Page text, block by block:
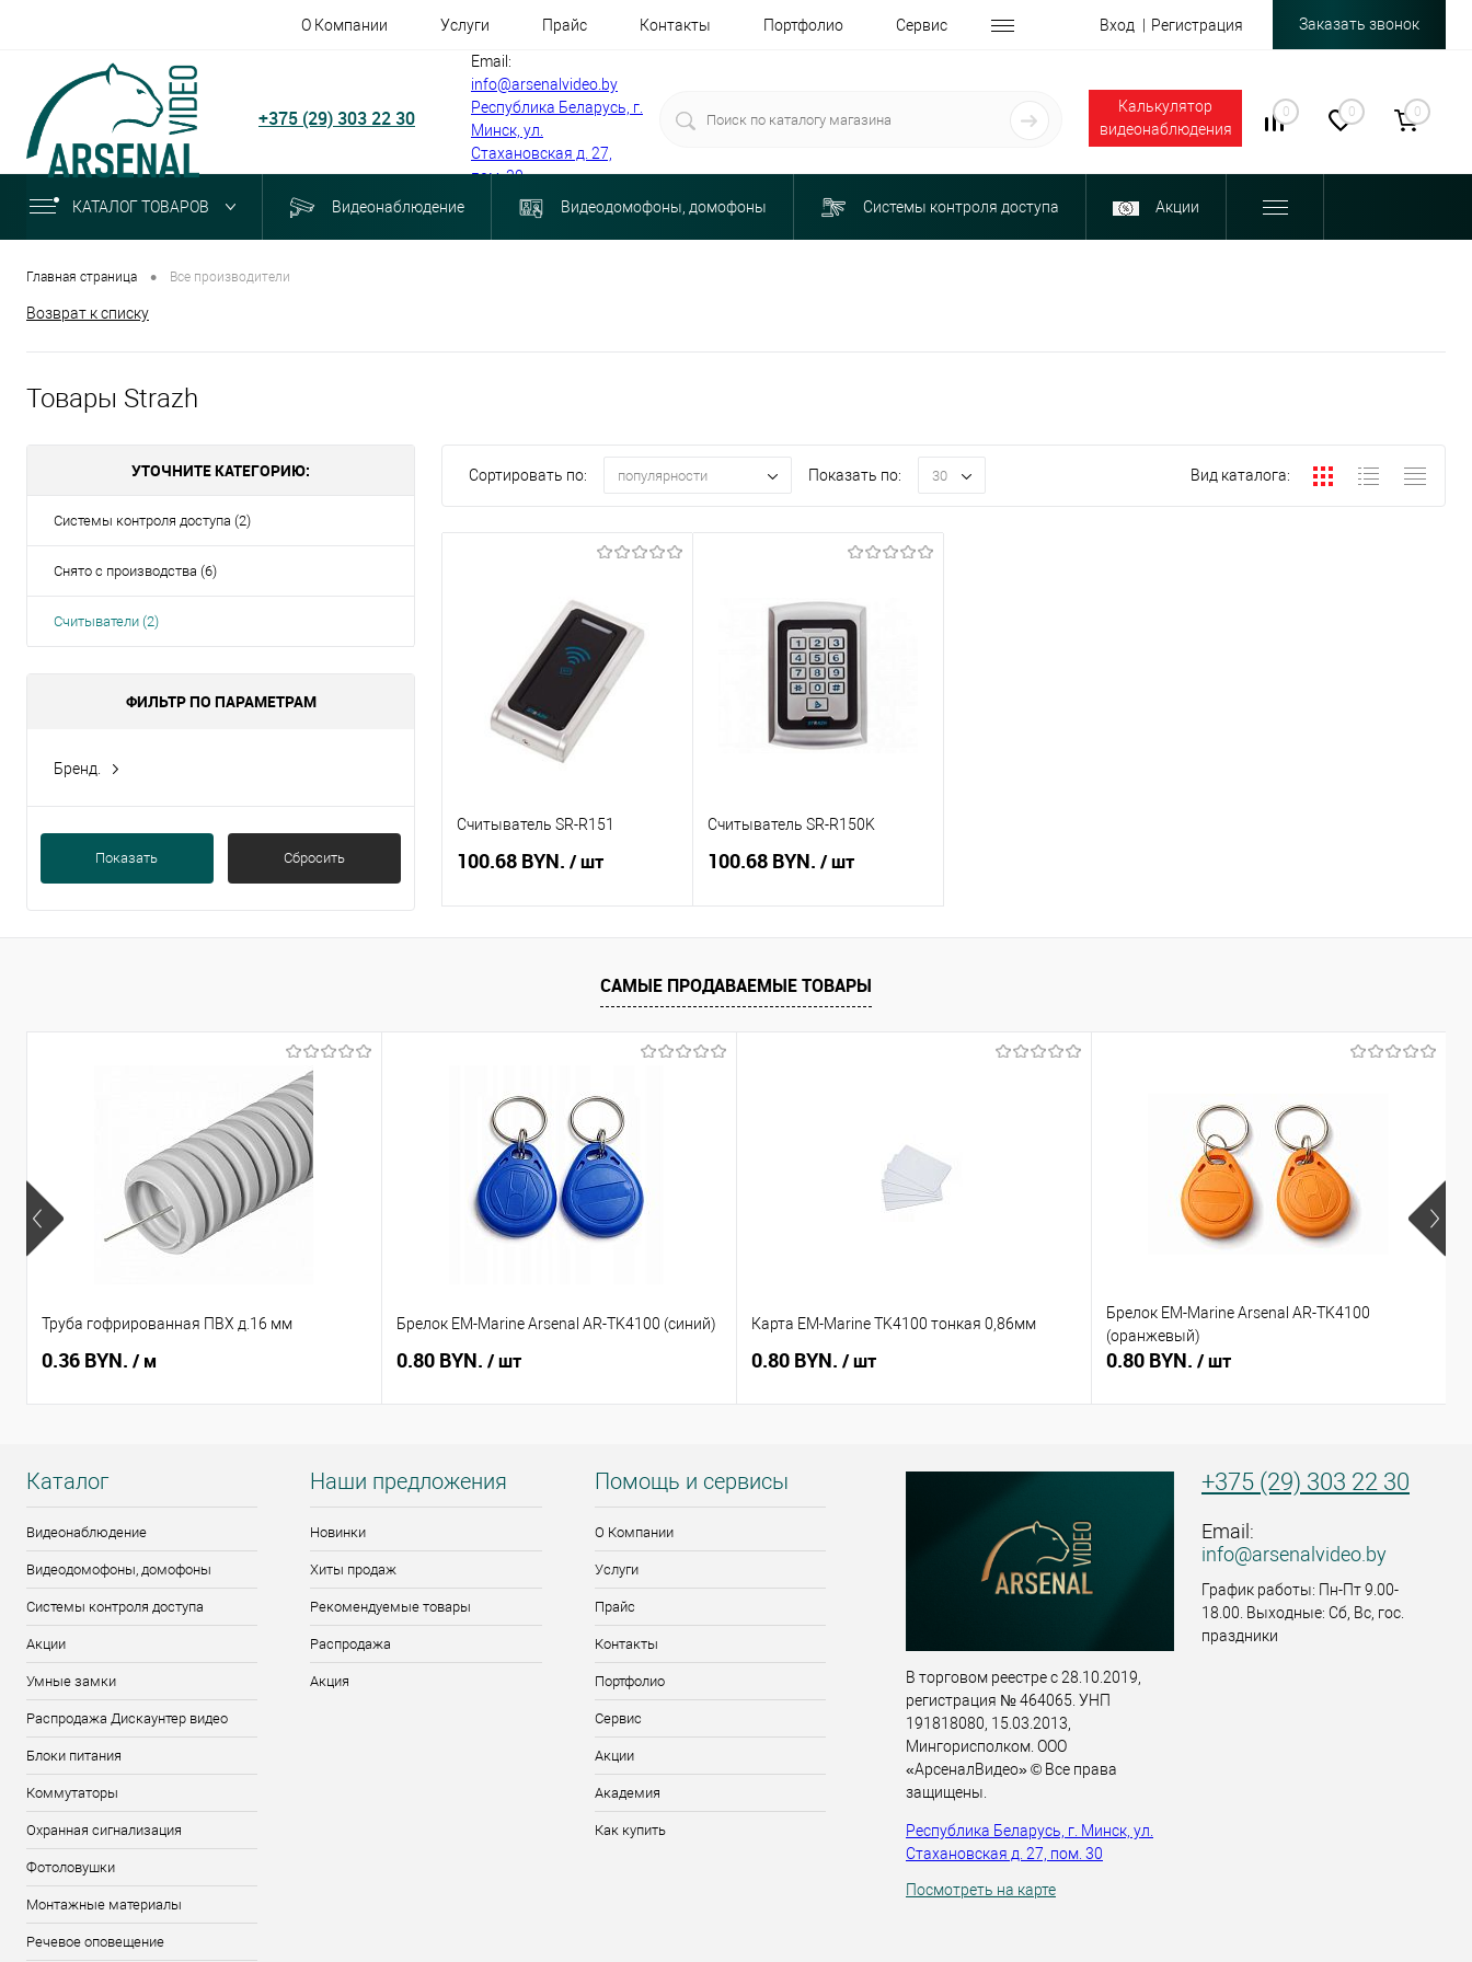
О Компании Услуги Прайс Контакты Портфолио Сервис Вход Регистрация Заказать звонок
+375 (29) 303 22 30
Email:
info@arsenalvideo.by
Республика Беларусь, г.
Минск, ул.
Стахановская д. 27,
пом. 30
Калькулятор
видеонаблюдения
0 0 0
КАТАЛОГ ТОВАРОВ Видеонаблюдение Видеодомофоны, домофоны Системы контроля доступа Акции
Главная страница • Все производители
Возврат к списку
Товары Strazh
УТОЧНИТЕ КАТЕГОРИЮ:
Системы контроля доступа (2)
Снято с производства (6)
Считыватели (2)
ФИЛЬТР ПО ПАРАМЕТРАМ
Бренд.
Показать Сбросить
Сортировать по: популярности Показать по: 30 Вид каталога:
Считыватель SR-R151
100.68 BYN. / шт
Сравнение
В наличии
Считыватель SR-R150K
100.68 BYN. / шт
Купить в 1 клик
Сравнение
В избранное
САМЫЕ ПРОДАВАЕМЫЕ ТОВАРЫ
Труба гофрированная ПВХ д.16 мм
0.36 BYN. / м
Брелок EM-Marine Arsenal AR-TK4100 (синий)
0.80 BYN. / шт
Карта EM-Marine TK4100 тонкая 0,86мм
0.80 BYN. / шт
Брелок EM-Marine Arsenal AR-TK4100
(оранжевый)
0.80 BYN. / шт
Каталог
Видеонаблюдение
Видеодомофоны, домофоны
Системы контроля доступа
Акции
Умные замки
Распродажа Дискаунтер видео
Блоки питания
Коммутаторы
Охранная сигнализация
Фотоловушки
Монтажные материалы
Речевое оповещение
Наши предложения
Новинки
Хиты продаж
Рекомендуемые товары
Распродажа
Акция
Помощь и сервисы
О Компании
Услуги
Прайс
Контакты
Портфолио
Сервис
Акции
Академия
Как купить
В торговом реестре с 28.10.2019,
регистрация № 464065. УНП
191818080, 15.03.2013,
Мингорисполком. ООО
«АрсеналВидео» © Все права
защищены.
Республика Беларусь, г. Минск, ул.
Стахановская д. 27, пом. 30
Посмотреть на карте
+375 (29) 303 22 30
Email:
info@arsenalvideo.by
График работы: Пн-Пт 9.00-
18.00. Выходные: Сб, Вс, гос.
праздники